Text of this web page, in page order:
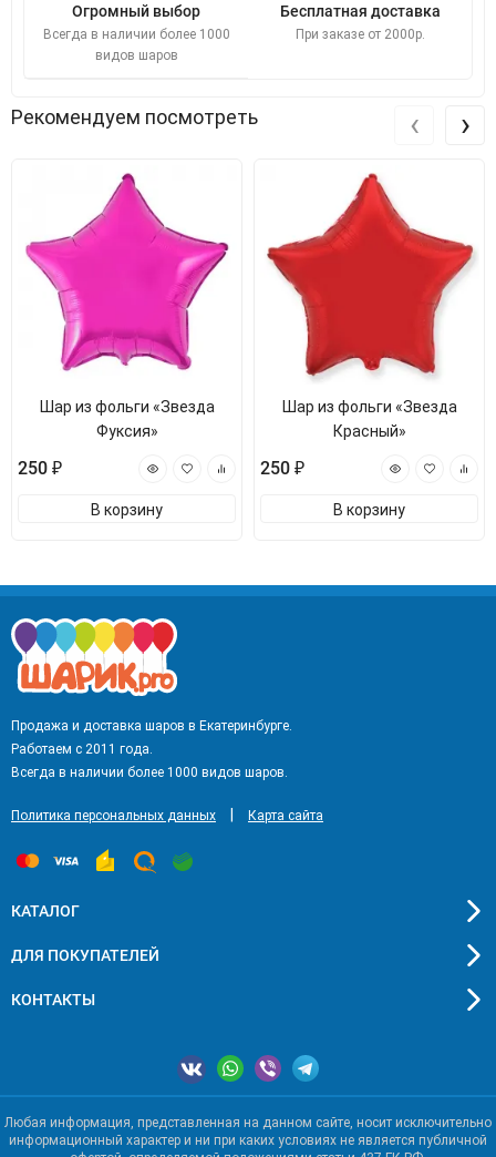
Огромный выбор
Всегда в наличии более 1000
видов шаров
Бесплатная доставка
При заказе от 2000р.
Рекомендуем посмотреть
Шар из фольги «Звезда
Фуксия»
250 ₽
В корзину
Шар из фольги «Звезда
Красный»
250 ₽
В корзину
‹ ›
Продажа и доставка шаров в Екатеринбурге.
Работаем с 2011 года.
Всегда в наличии более 1000 видов шаров.
Политика персональных данных Карта сайта
КАТАЛОГ
ДЛЯ ПОКУПАТЕЛЕЙ
КОНТАКТЫ
Любая информация, представленная на данном сайте, носит исключительно
информационный характер и ни при каких условиях не является публичной